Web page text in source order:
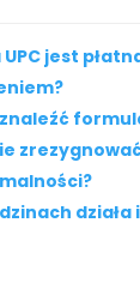
jest
działa